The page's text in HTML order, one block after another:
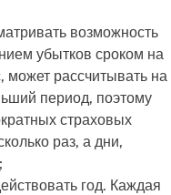
возможность
убытков сроком на
может рассчитывать на
период, поэтому
страховых
раз, а дни,
год. Каждая